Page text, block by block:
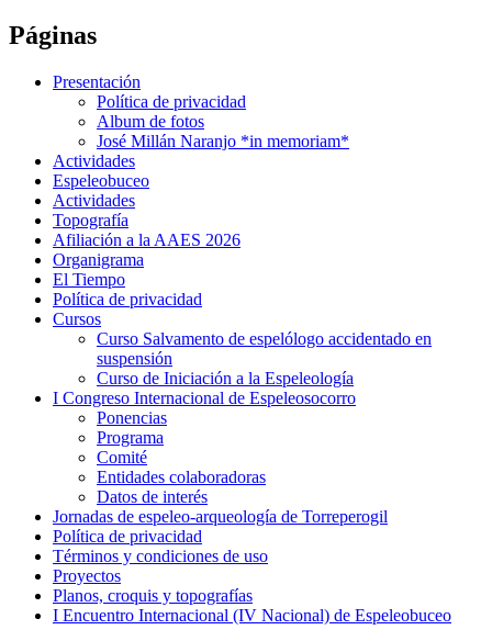
Páginas
Presentación
Política de privacidad
Album de fotos
José Millán Naranjo *in memoriam*
Actividades
Espeleobuceo
Actividades
Topografía
Afiliación a la AAES 2026
Organigrama
El Tiempo
Política de privacidad
Cursos
Curso Salvamento de espelólogo accidentado en
suspensión
Curso de Iniciación a la Espeleología
I Congreso Internacional de Espeleosocorro
Ponencias
Programa
Comité
Entidades colaboradoras
Datos de interés
Jornadas de espeleo-arqueología de Torreperogil
Política de privacidad
Términos y condiciones de uso
Proyectos
Planos, croquis y topografías
I Encuentro Internacional (IV Nacional) de Espeleobuceo